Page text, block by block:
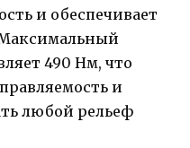
и обеспечивает
490 Нм, что
и
любой рельеф